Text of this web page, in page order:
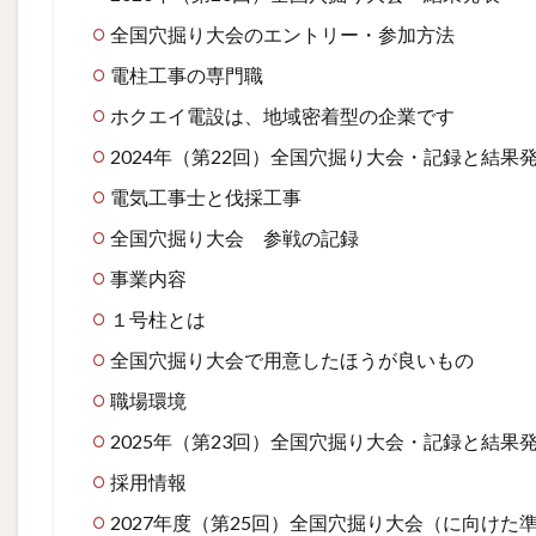
全国穴掘り大会のエントリー・参加方法
電柱工事の専門職
ホクエイ電設は、地域密着型の企業です
2024年（第22回）全国穴掘り大会・記録と結果
電気工事士と伐採工事
全国穴掘り大会 参戦の記録
事業内容
１号柱とは
全国穴掘り大会で用意したほうが良いもの
職場環境
2025年（第23回）全国穴掘り大会・記録と結果
採用情報
2027年度（第25回）全国穴掘り大会（に向けた準